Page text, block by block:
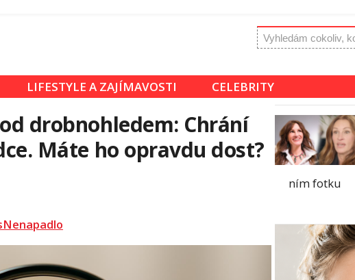
LIFESTYLE A ZAJÍMAVOSTI CELEBRITY
drobnohledem: Chrání
Máte ho opravdu dost?
ním fotku